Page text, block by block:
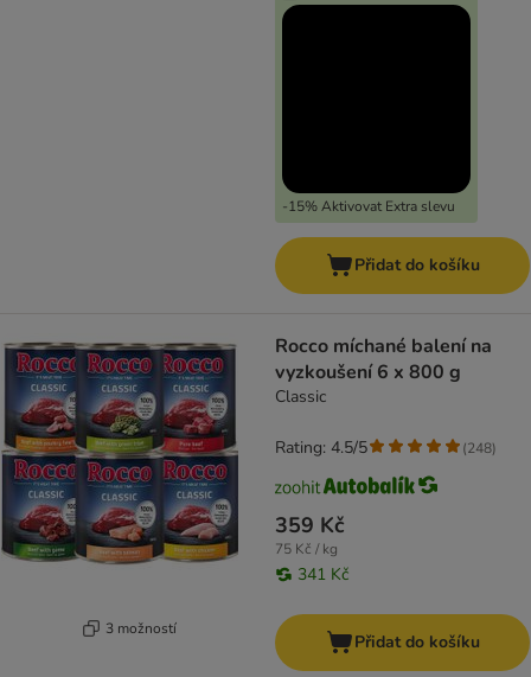
-15% Aktivovat Extra slevu
Přidat do košíku
3 možností
Rocco míchané balení na
vyzkoušení 6 x 800 g
Classic
359 Kč
75 Kč / kg
341 Kč
Rating: 4.5/5 (248)
Přidat do košíku